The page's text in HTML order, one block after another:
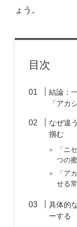
ょう。
目次
結論：
「アカ
なぜ違
掴む
「ニ
つの
「ア
せる
具体的
ーする